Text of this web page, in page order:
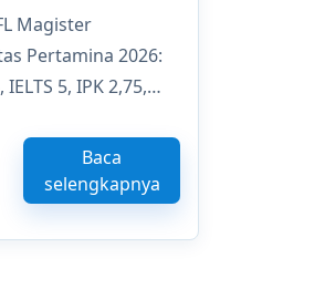
Magister
Pertamina 2026:
IELTS 5, IPK 2,75,
Baca
selengkapnya